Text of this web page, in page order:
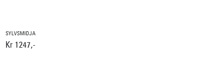
SYLVSMIDJA
Kr 1247,-